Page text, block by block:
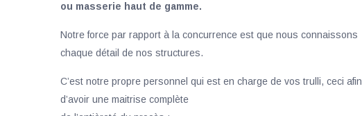
ou masserie haut de gamme.
Notre force par rapport à la concurrence est que nous connaissons
chaque détail de nos structures.
C’est notre propre personnel qui est en charge de vos trulli, ceci afin
d’avoir une maitrise complète